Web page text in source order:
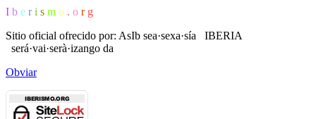
I b e r i s m o . o r g
Sitio oficial ofrecido por: AsIb sea·sexa·sía IBERIA
será·vai·serà·izango da
Obviar